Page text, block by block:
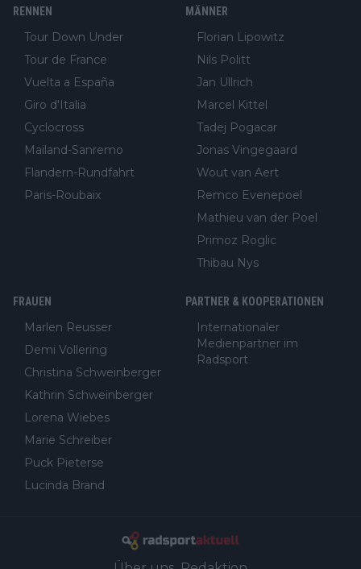
RENNEN
Tour Down Under
Tour de France
Vuelta a España
Giro d'Italia
Cyclocross
Mailand-Sanremo
Flandern-Rundfahrt
Paris-Roubaix
MÄNNER
Florian Lipowitz
Nils Politt
Jan Ullrich
Marcel Kittel
Tadej Pogacar
Jonas Vingegaard
Wout van Aert
Remco Evenepoel
Mathieu van der Poel
Primoz Roglic
Thibau Nys
FRAUEN
Marlen Reusser
Demi Vollering
Christina Schweinberger
Kathrin Schweinberger
Lorena Wiebes
Marie Schreiber
Puck Pieterse
Lucinda Brand
PARTNER & KOOPERATIONEN
Internationaler
Medienpartner im
Radsport